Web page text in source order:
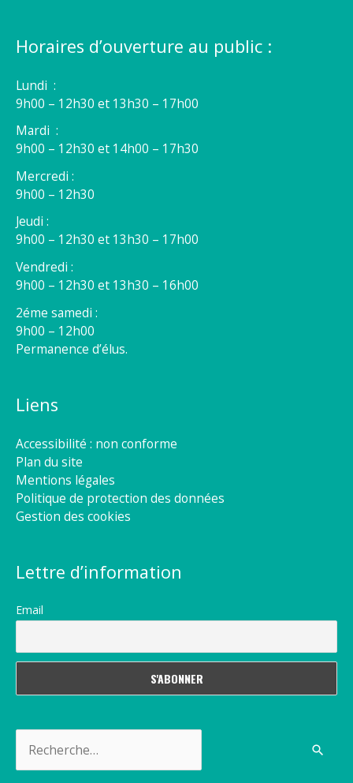
Horaires d’ouverture au public :
Lundi :
9h00 – 12h30 et 13h30 – 17h00
Mardi :
9h00 – 12h30 et 14h00 – 17h30
Mercredi :
9h00 – 12h30
Jeudi :
9h00 – 12h30 et 13h30 – 17h00
Vendredi :
9h00 – 12h30 et 13h30 – 16h00
2éme samedi :
9h00 – 12h00
Permanence d’élus.
Liens
Accessibilité : non conforme
Plan du site
Mentions légales
Politique de protection des données
Gestion des cookies
Lettre d’information
Email